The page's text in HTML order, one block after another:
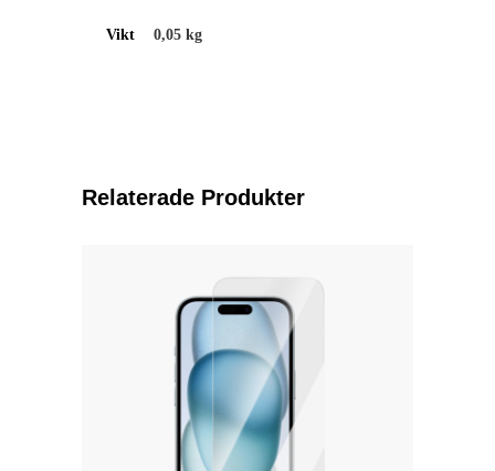
Vikt 0,05 kg
Relaterade Produkter